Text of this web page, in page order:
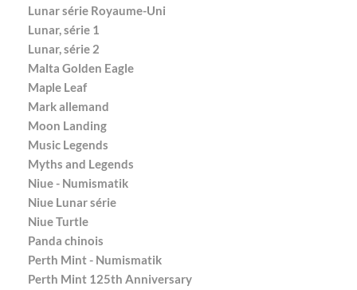
Lunar série Royaume-Uni
Lunar, série 1
Lunar, série 2
Malta Golden Eagle
Maple Leaf
Mark allemand
Moon Landing
Music Legends
Myths and Legends
Niue - Numismatik
Niue Lunar série
Niue Turtle
Panda chinois
Perth Mint - Numismatik
Perth Mint 125th Anniversary